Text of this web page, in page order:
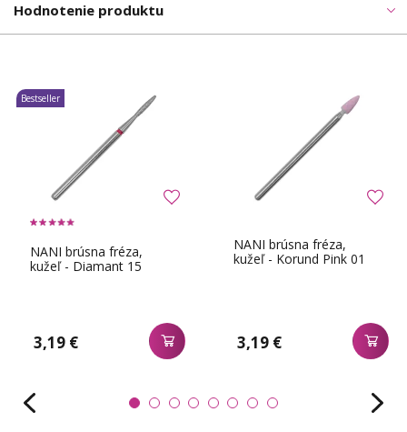
Hodnotenie produktu
NANI brúsna fréza,
kužeľ - Diamant 15
3,19 €
Bestseller
NANI brúsna fréza,
kužeľ - Korund Pink 01
3,19 €